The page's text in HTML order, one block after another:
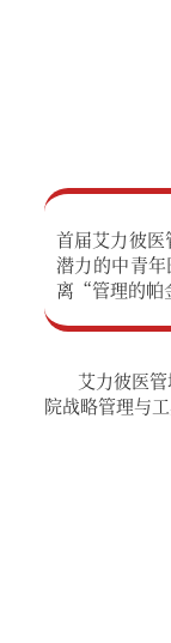
首届艾力彼医
潜力的中青
离“管理的
艾力彼医
院战略管理与